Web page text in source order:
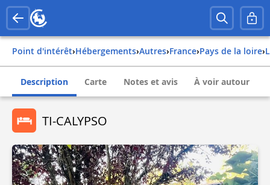
Point d'intérêt› Hébergements› Autres› france› pays de la loire›
Description Carte Notes et avis À voir autour
TI-CALYPSO